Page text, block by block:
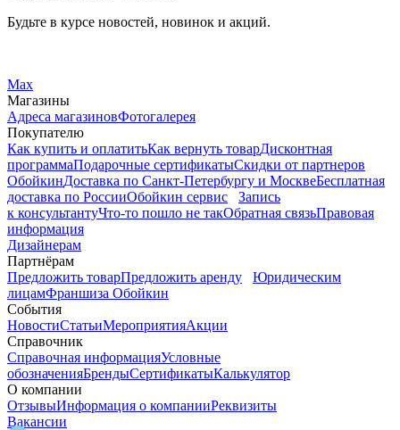
Будьте в курсе новостей, новинок и акций.
Max
Магазины
Адреса магазиновФотогалерея
Покупателю
Как купить и оплатитьКак вернуть товарДисконтная
программаПодарочные сертификатыСкидки от партнеров
ОбойкинДоставка по Санкт-Петербургу и МосквеБесплатная
доставка по РоссииОбойкин сервис
Запись
к консультантуЧто-то пошло не такОбратная связьПравовая
информация
Дизайнерам
Партнёрам
Предложить товарПредложить аренду
Юридическим
лицамФраншиза Обойкин
События
НовостиСтатьиМероприятияАкции
Справочник
Справочная информацияУсловные
обозначенияБрендыСертификатыКалькулятор
О компании
ОтзывыИнформация о компанииРеквизиты
Вакансии